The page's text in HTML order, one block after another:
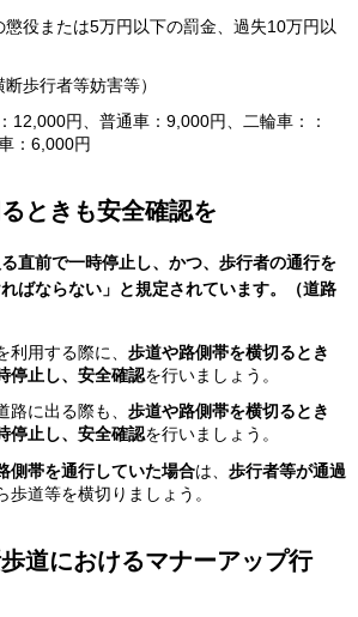
懲役または5万円以下の罰金、過失10万円以
歩行者等妨害等）
12,000円、普通車：9,000円、二輪車：：
：6,000円
ときも安全確認を
る直前で一時停止し、かつ、歩行者の通行を
ばならない」と規定されています。（道路
用する際に、 歩道や路側帯を横切るとき
停止し、安全確認を行いましょう。
に出る際も、 歩道や路側帯を横切るとき
停止し、安全確認を行いましょう。
側帯を通行していた場合は、 歩行者等が通過
歩道等を横切りましょう。
道におけるマナーアップ行